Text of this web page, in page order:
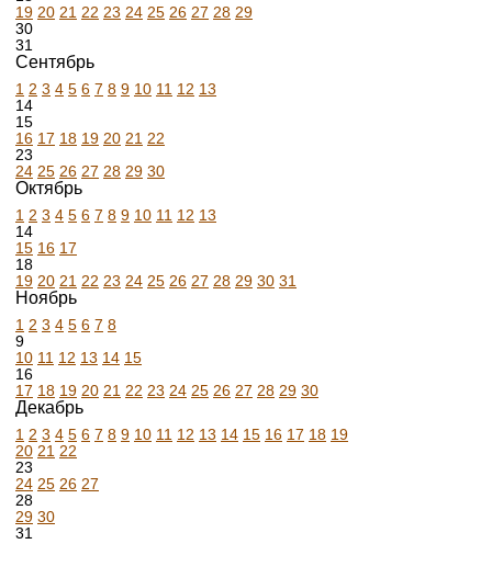
19 20 21 22 23 24 25 26 27 28 29
30
31
Сентябрь
1 2 3 4 5 6 7 8 9 10 11 12 13
14
15
16 17 18 19 20 21 22
23
24 25 26 27 28 29 30
Октябрь
1 2 3 4 5 6 7 8 9 10 11 12 13
14
15 16 17
18
19 20 21 22 23 24 25 26 27 28 29 30 31
Ноябрь
1 2 3 4 5 6 7 8
9
10 11 12 13 14 15
16
17 18 19 20 21 22 23 24 25 26 27 28 29 30
Декабрь
1 2 3 4 5 6 7 8 9 10 11 12 13 14 15 16 17 18 19
20 21 22
23
24 25 26 27
28
29 30
31